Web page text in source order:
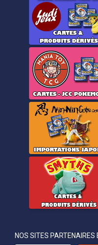
NOS SITES PARTENAIRES